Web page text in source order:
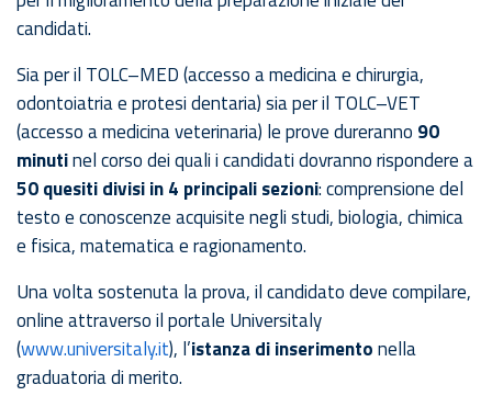
candidati.
Sia per il TOLC–MED (accesso a medicina e chirurgia,
odontoiatria e protesi dentaria) sia per il TOLC–VET
(accesso a medicina veterinaria) le prove dureranno 90
minutinel corso dei quali i candidati dovranno rispondere a
50 quesiti divisi in 4 principali sezioni: comprensione del
testo e conoscenze acquisite negli studi, biologia, chimica
e fisica, matematica e ragionamento.
Una volta sostenuta la prova, il candidato deve compilare,
online attraverso il portale Universitaly
(www.universitaly.it), l’istanza di inserimentonella
graduatoria di merito.